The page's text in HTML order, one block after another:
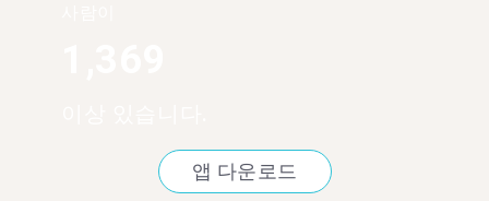
앱 다운로드